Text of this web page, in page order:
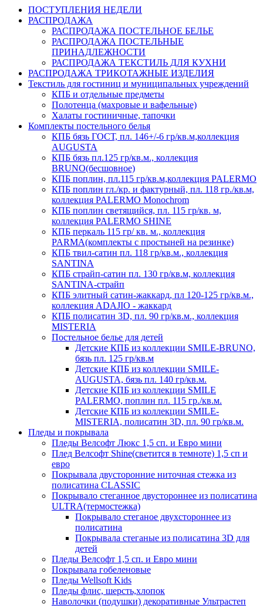
ПОСТУПЛЕНИЯ НЕДЕЛИ
РАСПРОДАЖА
РАСПРОДАЖА ПОСТЕЛЬНОЕ БЕЛЬЕ
РАСПРОДАЖА ПОСТЕЛЬНЫЕ
ПРИНАДЛЕЖНОСТИ
РАСПРОДАЖА ТЕКСТИЛЬ ДЛЯ КУХНИ
РАСПРОДАЖА ТРИКОТАЖНЫЕ ИЗДЕЛИЯ
Текстиль для гостиниц и муниципальных учреждений
КПБ и отдельные предметы
Полотенца (махровые и вафельные)
Халаты гостиничные, тапочки
Комплекты постельного белья
КПБ бязь ГОСТ, пл. 146+/-6 гр/кв.м,коллекция
AUGUSTA
КПБ бязь пл.125 гр/кв.м., коллекция
BRUNO(бесшовное)
КПБ поплин, пл.115 гр/кв.м,коллекция PALERMO
КПБ поплин гл./кр. и фактурный, пл. 118 гр./кв.м,
коллекция PALERMO Monochrom
КПБ поплин светящийся, пл. 115 гр/кв. м,
коллекция PALERMO SHINE
КПБ перкаль 115 гр/ кв. м., коллекция
PARMA(комплекты с простыней на резинке)
КПБ твил-сатин пл. 118 гр/кв.м., коллекция
SANTINA
КПБ страйп-сатин пл. 130 гр/кв.м, коллекция
SANTINA-страйп
КПБ элитный сатин-жаккард, пл 120-125 гр/кв.м.,
коллекция ADAJIO - жаккард
КПБ полисатин 3D, пл. 90 гр/кв.м., коллекция
MISTERIA
Постельное белье для детей
Детские КПБ из коллекции SMILE-BRUNO,
бязь пл. 125 гр/кв.м
Детские КПБ из коллекции SMILE-
AUGUSTA, бязь пл. 140 гр/кв.м.
Детские КПБ из коллекции SMILE
PALERMO, поплин пл. 115 гр./кв.м.
Детские КПБ из коллекции SMILE-
MISTERIA, полисатин 3D, пл. 90 гр/кв.м.
Пледы и покрывала
Пледы Велсофт Люкс 1,5 сп. и Евро мини
Плед Велсофт Shine(светится в темноте) 1,5 сп и
евро
Покрывала двусторонние ниточная стежка из
полисатина CLASSIC
Покрывало стеганное двустороннее из полисатина
ULTRA(термостежка)
Покрывало стеганое двухстороннее из
полисатина
Покрывала стеганые из полисатина 3D для
детей
Пледы Велсофт 1,5 сп. и Евро мини
Покрывала гобеленовые
Пледы Wellsoft Kids
Пледы флис, шерсть,хлопок
Наволочки (подушки) декоративные Ультрастеп